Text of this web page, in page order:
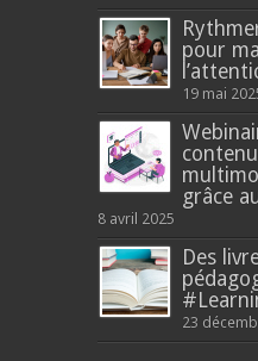
pour
19 mai
grâce
8 avril 2025
Des
23